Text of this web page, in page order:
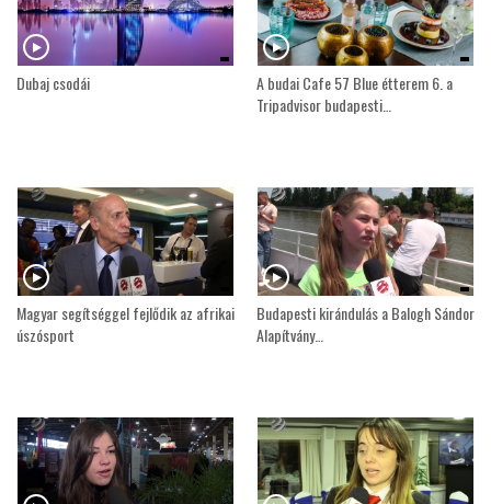
Dubaj csodái
A budai Cafe 57 Blue étterem 6. a
Tripadvisor budapesti…
Magyar segítséggel fejlődik az afrikai
úszósport
Budapesti kirándulás a Balogh Sándor
Alapítvány…